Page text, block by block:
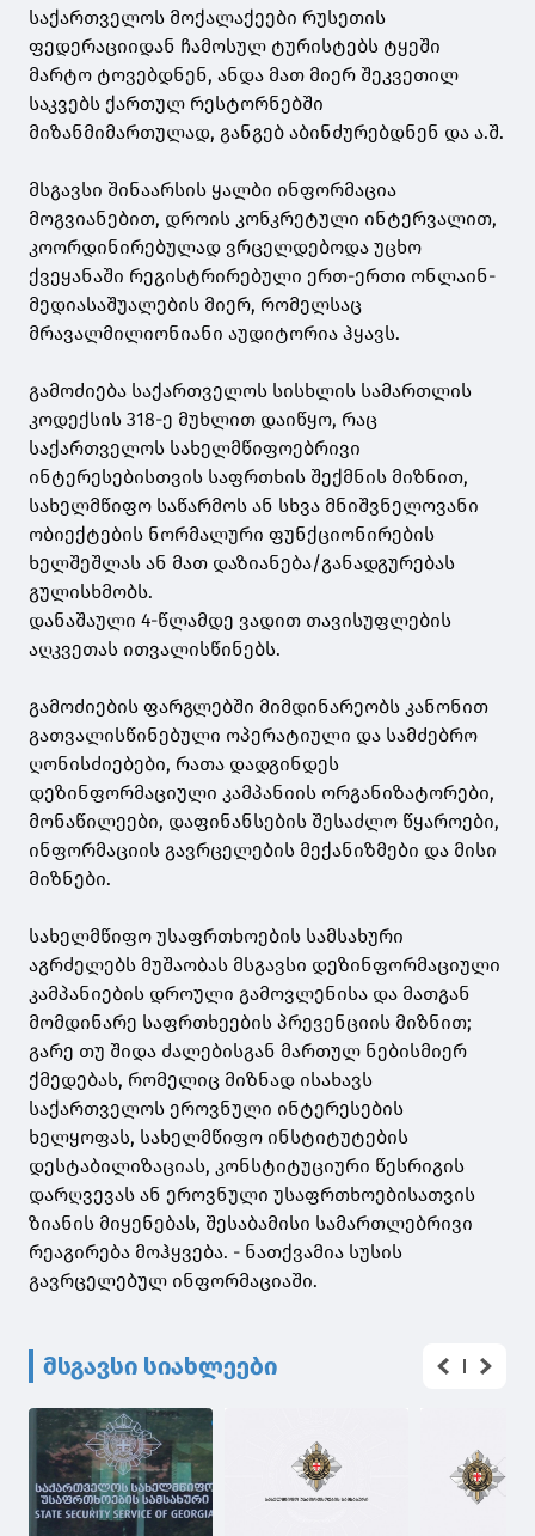
საქართველოს მოქალაქეები რუსეთის
ფედერაციიდან ჩამოსულ ტურისტებს ტყეში
მარტო ტოვებდნენ, ანდა მათ მიერ შეკვეთილ
საკვებს ქართულ რესტორნებში
მიზანმიმართულად, განგებ აბინძურებდნენ და ა.შ.
მსგავსი შინაარსის ყალბი ინფორმაცია
მოგვიანებით, დროის კონკრეტული ინტერვალით,
კოორდინირებულად ვრცელდებოდა უცხო
ქვეყანაში რეგისტრირებული ერთ-ერთი ონლაინ-
მედიასაშუალების მიერ, რომელსაც
მრავალმილიონიანი აუდიტორია ჰყავს.
გამოძიება საქართველოს სისხლის სამართლის
კოდექსის 318-ე მუხლით დაიწყო, რაც
საქართველოს სახელმწიფოებრივი
ინტერესებისთვის საფრთხის შექმნის მიზნით,
სახელმწიფო საწარმოს ან სხვა მნიშვნელოვანი
ობიექტების ნორმალური ფუნქციონირების
ხელშეშლას ან მათ დაზიანება/განადგურებას
გულისხმობს.
დანაშაული 4-წლამდე ვადით თავისუფლების
აღკვეთას ითვალისწინებს.
გამოძიების ფარგლებში მიმდინარეობს კანონით
გათვალისწინებული ოპერატიული და სამძებრო
ღონისძიებები, რათა დადგინდეს
დეზინფორმაციული კამპანიის ორგანიზატორები,
მონაწილეები, დაფინანსების შესაძლო წყაროები,
ინფორმაციის გავრცელების მექანიზმები და მისი
მიზნები.
სახელმწიფო უსაფრთხოების სამსახური
აგრძელებს მუშაობას მსგავსი დეზინფორმაციული
კამპანიების დროული გამოვლენისა და მათგან
მომდინარე საფრთხეების პრევენციის მიზნით;
გარე თუ შიდა ძალებისგან მართულ ნებისმიერ
ქმედებას, რომელიც მიზნად ისახავს
საქართველოს ეროვნული ინტერესების
ხელყოფას, სახელმწიფო ინსტიტუტების
დესტაბილიზაციას, კონსტიტუციური წესრიგის
დარღვევას ან ეროვნული უსაფრთხოებისათვის
ზიანის მიყენებას, შესაბამისი სამართლებრივი
რეაგირება მოჰყვება. - ნათქვამია სუსის
გავრცელებულ ინფორმაციაში.
მსგავსი სიახლეები